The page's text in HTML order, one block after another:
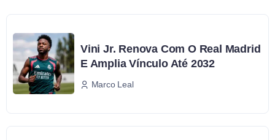
Vini Jr. Renova Com O Real Madrid
E Amplia Vínculo Até 2032
Marco Leal